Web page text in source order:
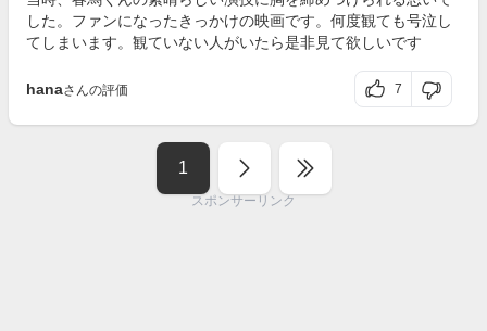
した。ファンになったきっかけの映画です。何度観ても号泣し
てしまいます。観ていない人がいたら是非見て欲しいです
hanaさんの評価 7
1
スポンサーリンク